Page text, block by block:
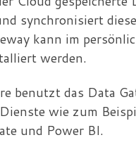
synchronisiert
kann im
werden.
benutzt das Data
wie zum
und Power BI.